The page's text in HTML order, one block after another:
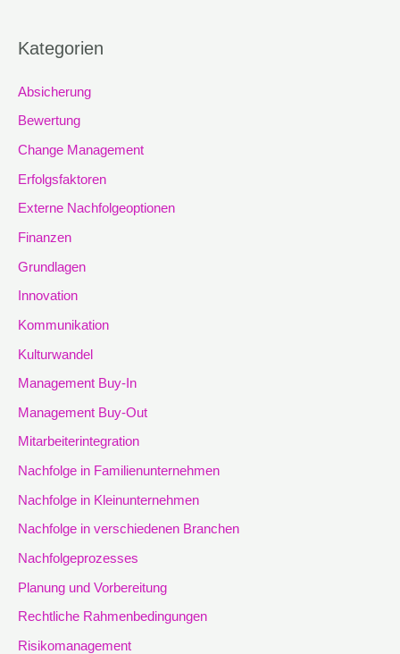
Kategorien
Absicherung
Bewertung
Change Management
Erfolgsfaktoren
Externe Nachfolgeoptionen
Finanzen
Grundlagen
Innovation
Kommunikation
Kulturwandel
Management Buy-In
Management Buy-Out
Mitarbeiterintegration
Nachfolge in Familienunternehmen
Nachfolge in Kleinunternehmen
Nachfolge in verschiedenen Branchen
Nachfolgeprozesses
Planung und Vorbereitung
Rechtliche Rahmenbedingungen
Risikomanagement